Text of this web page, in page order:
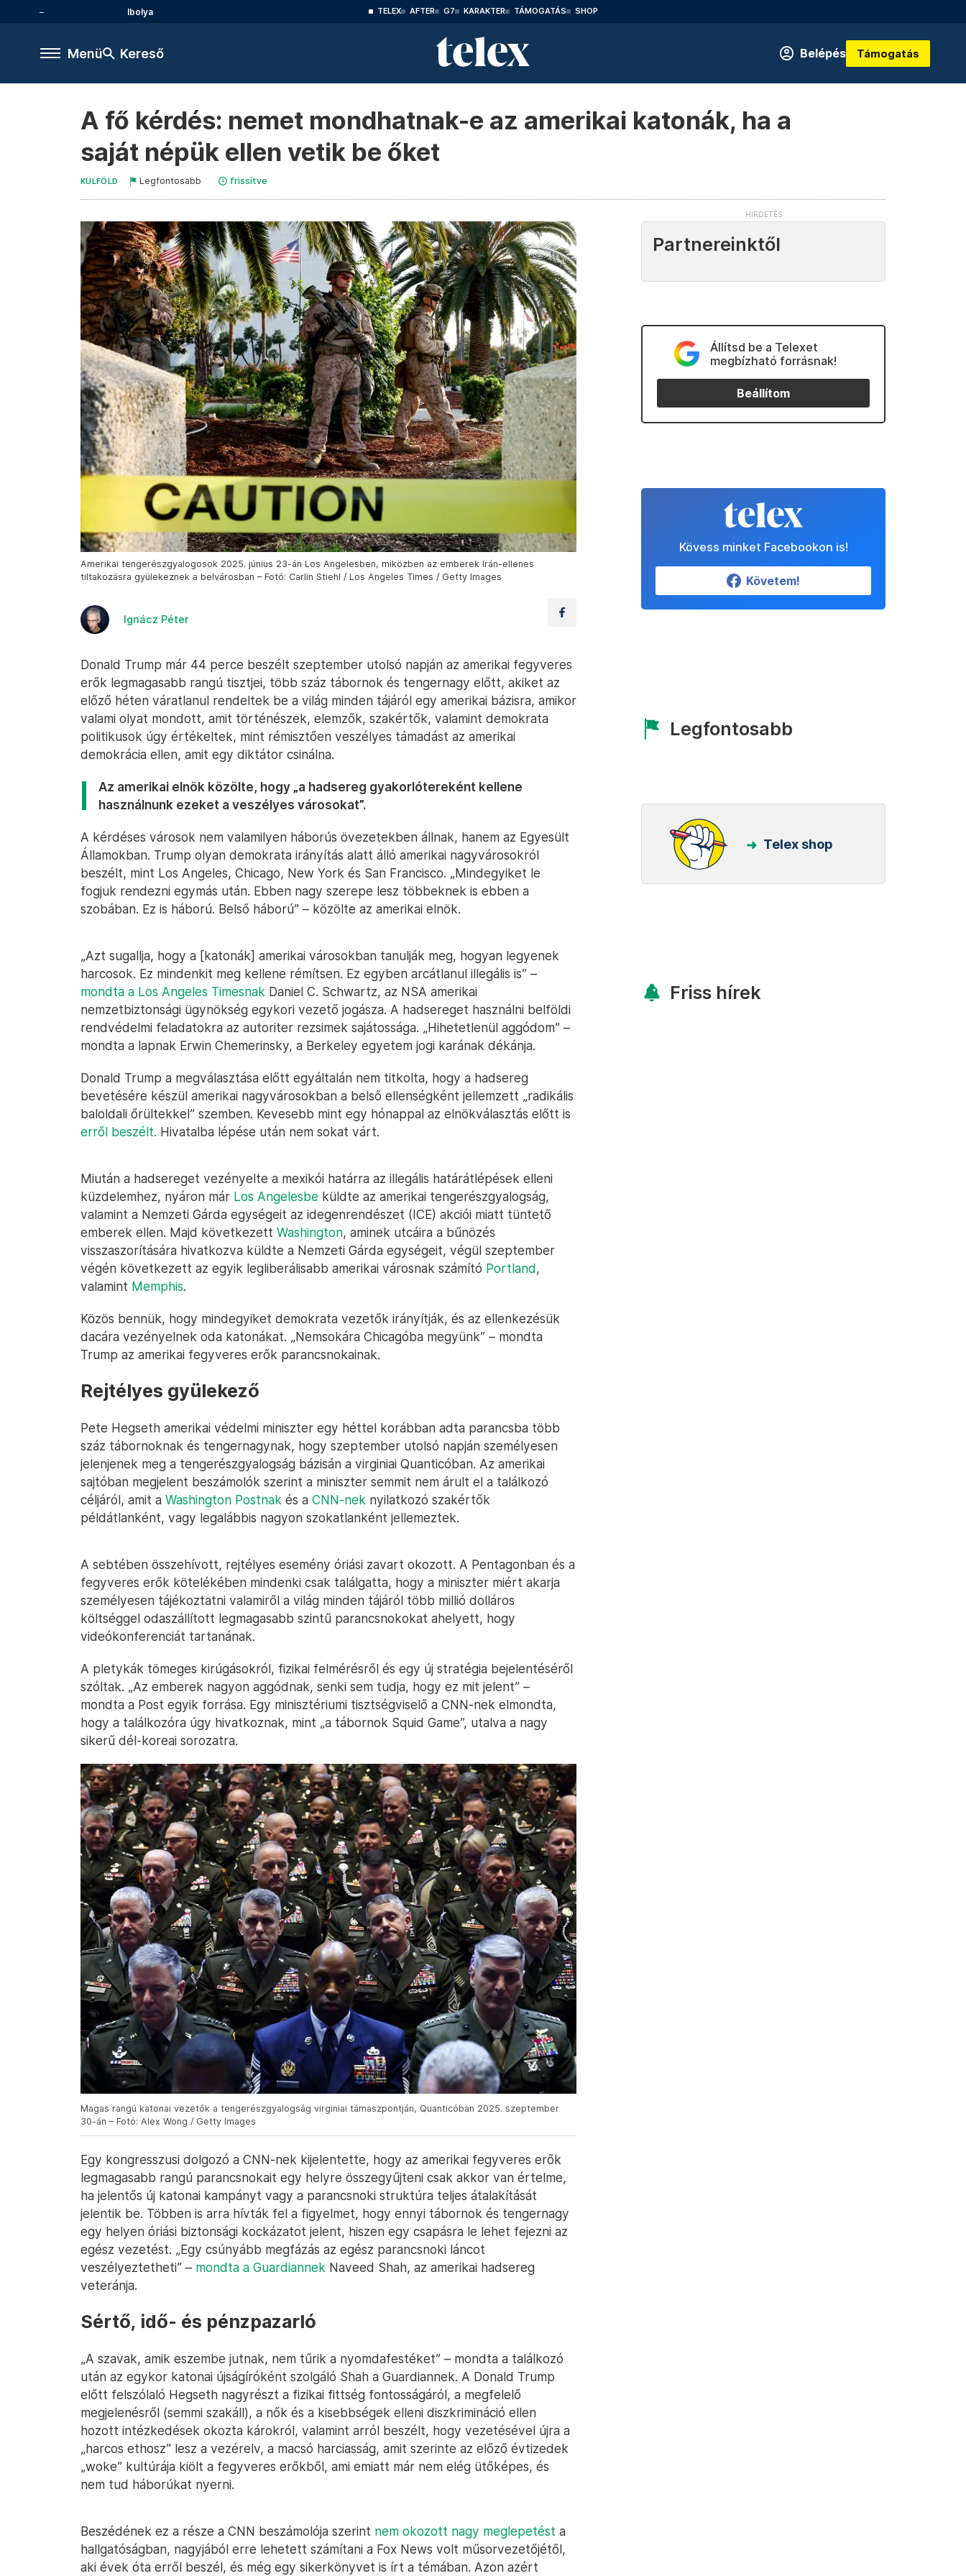
Ibolya TELEX AFTER G7 KARAKTER TÁMOGATÁS SHOP
Menü Kereső Belépés Támogatás
A fő kérdés: nemet mondhatnak-e az amerikai katonák, ha a
saját népük ellen vetik be őket
KÜLFÖLD Legfontosabb frissítve
Amerikai tengerészgyalogosok 2025. június 23-án Los Angelesben, miközben az emberek Irán-ellenes
tiltakozásra gyülekeznek a belvárosban – Fotó: Carlin Stiehl / Los Angeles Times / Getty Images
Ignácz Péter
Donald Trump már 44 perce beszélt szeptember utolsó napján az amerikai fegyveres
erők legmagasabb rangú tisztjei, több száz tábornok és tengernagy előtt, akiket az
előző héten váratlanul rendeltek be a világ minden tájáról egy amerikai bázisra, amikor
valami olyat mondott, amit történészek, elemzők, szakértők, valamint demokrata
politikusok úgy értékeltek, mint rémisztően veszélyes támadást az amerikai
demokrácia ellen, amit egy diktátor csinálna.
Az amerikai elnök közölte, hogy „a hadsereg gyakorlótereként kellene
használnunk ezeket a veszélyes városokat”.
A kérdéses városok nem valamilyen háborús övezetekben állnak, hanem az Egyesült
Államokban. Trump olyan demokrata irányítás alatt álló amerikai nagyvárosokról
beszélt, mint Los Angeles, Chicago, New York és San Francisco. „Mindegyiket le
fogjuk rendezni egymás után. Ebben nagy szerepe lesz többeknek is ebben a
szobában. Ez is háború. Belső háború” – közölte az amerikai elnök.
„Azt sugallja, hogy a [katonák] amerikai városokban tanulják meg, hogyan legyenek
harcosok. Ez mindenkit meg kellene rémítsen. Ez egyben arcátlanul illegális is” –
mondta a Los Angeles Timesnak Daniel C. Schwartz, az NSA amerikai
nemzetbiztonsági ügynökség egykori vezető jogásza. A hadsereget használni belföldi
rendvédelmi feladatokra az autoriter rezsimek sajátossága. „Hihetetlenül aggódom” –
mondta a lapnak Erwin Chemerinsky, a Berkeley egyetem jogi karának dékánja.
Donald Trump a megválasztása előtt egyáltalán nem titkolta, hogy a hadsereg
bevetésére készül amerikai nagyvárosokban a belső ellenségként jellemzett „radikális
baloldali őrültekkel” szemben. Kevesebb mint egy hónappal az elnökválasztás előtt is
erről beszélt. Hivatalba lépése után nem sokat várt.
Miután a hadsereget vezényelte a mexikói határra az illegális határátlépések elleni
küzdelemhez, nyáron már Los Angelesbe küldte az amerikai tengerészgyalogság,
valamint a Nemzeti Gárda egységeit az idegenrendészet (ICE) akciói miatt tüntető
emberek ellen. Majd következett Washington, aminek utcáira a bűnözés
visszaszorítására hivatkozva küldte a Nemzeti Gárda egységeit, végül szeptember
végén következett az egyik legliberálisabb amerikai városnak számító Portland,
valamint Memphis.
Közös bennük, hogy mindegyiket demokrata vezetők irányítják, és az ellenkezésük
dacára vezényelnek oda katonákat. „Nemsokára Chicagóba megyünk” – mondta
Trump az amerikai fegyveres erők parancsnokainak.
Rejtélyes gyülekező
Pete Hegseth amerikai védelmi miniszter egy héttel korábban adta parancsba több
száz tábornoknak és tengernagynak, hogy szeptember utolsó napján személyesen
jelenjenek meg a tengerészgyalogság bázisán a virginiai Quanticóban. Az amerikai
sajtóban megjelent beszámolók szerint a miniszter semmit nem árult el a találkozó
céljáról, amit a Washington Postnak és a CNN-nek nyilatkozó szakértők
példátlanként, vagy legalábbis nagyon szokatlanként jellemeztek.
A sebtében összehívott, rejtélyes esemény óriási zavart okozott. A Pentagonban és a
fegyveres erők kötelékében mindenki csak találgatta, hogy a miniszter miért akarja
személyesen tájékoztatni valamiről a világ minden tájáról több millió dolláros
költséggel odaszállított legmagasabb szintű parancsnokokat ahelyett, hogy
videókonferenciát tartanának.
A pletykák tömeges kirúgásokról, fizikai felmérésről és egy új stratégia bejelentéséről
szóltak. „Az emberek nagyon aggódnak, senki sem tudja, hogy ez mit jelent” –
mondta a Post egyik forrása. Egy minisztériumi tisztségviselő a CNN-nek elmondta,
hogy a találkozóra úgy hivatkoznak, mint „a tábornok Squid Game”, utalva a nagy
sikerű dél-koreai sorozatra.
Magas rangú katonai vezetők a tengerészgyalogság virginiai támaszpontján, Quanticóban 2025. szeptember
30-án – Fotó: Alex Wong / Getty Images
Egy kongresszusi dolgozó a CNN-nek kijelentette, hogy az amerikai fegyveres erők
legmagasabb rangú parancsnokait egy helyre összegyűjteni csak akkor van értelme,
ha jelentős új katonai kampányt vagy a parancsnoki struktúra teljes átalakítását
jelentik be. Többen is arra hívták fel a figyelmet, hogy ennyi tábornok és tengernagy
egy helyen óriási biztonsági kockázatot jelent, hiszen egy csapásra le lehet fejezni az
egész vezetést. „Egy csúnyább megfázás az egész parancsnoki láncot
veszélyeztetheti” – mondta a Guardiannek Naveed Shah, az amerikai hadsereg
veteránja.
Sértő, idő- és pénzpazarló
„A szavak, amik eszembe jutnak, nem tűrik a nyomdafestéket” – mondta a találkozó
után az egykor katonai újságíróként szolgáló Shah a Guardiannek. A Donald Trump
előtt felszólaló Hegseth nagyrészt a fizikai fittség fontosságáról, a megfelelő
megjelenésről (semmi szakáll), a nők és a kisebbségek elleni diszkrimináció ellen
hozott intézkedések okozta károkról, valamint arról beszélt, hogy vezetésével újra a
„harcos ethosz” lesz a vezérelv, a macsó harciasság, amit szerinte az előző évtizedek
„woke” kultúrája kiölt a fegyveres erőkből, ami emiatt már nem elég ütőképes, és
nem tud háborúkat nyerni.
Beszédének ez a része a CNN beszámolója szerint nem okozott nagy meglepetést a
hallgatóságban, nagyjából erre lehetett számítani a Fox News volt műsorvezetőjétől,
aki évek óta erről beszél, és még egy sikerkönyvet is írt a témában. Azon azért
Partnereinktől
Állítsd be a Telexet
megbízható forrásnak!
Beállítom
Kövess minket Facebookon is!
Követem!
Legfontosabb
Telex shop
Friss hírek